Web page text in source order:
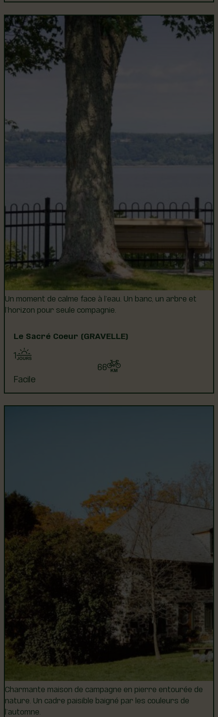
Un moment de calme face à l’eau. Un banc, un arbre et
l’horizon pour seule compagnie.
Le Sacré Coeur (GRAVELLE)
1
66
Facile
Charmante maison de campagne en pierre entourée de
nature. Un cadre paisible baigné par les couleurs de
l’automne.